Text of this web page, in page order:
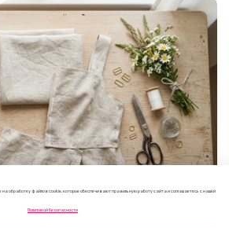
на обработку файлов cookie, которые обеспечивают правильную работу сайта и соглашаетесь с нашей
Политикой безопасности